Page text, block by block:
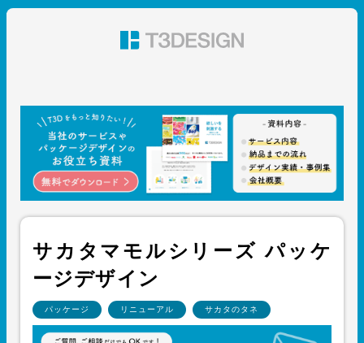
ン 株式会社T3デザイン
サカタマモルシリーズ パッケ
ージデザイン
パッケージ リニューアル サカタのタネ